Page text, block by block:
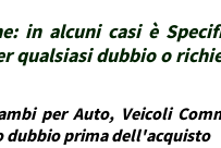
in alcuni casi è
dubbio o
per Auto, Veicoli
dubbio prima dell'acquisto